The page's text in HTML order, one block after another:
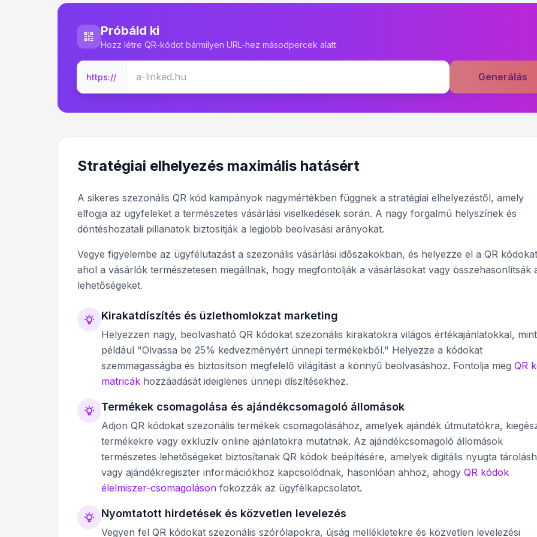
Próbáld ki
Hozz létre QR-kódot bármilyen URL-hez másodpercek alatt
https:// Generálás
Stratégiai elhelyezés maximális hatásért
A sikeres szezonális QR kód kampányok nagymértékben függnek a stratégiai elhelyezéstől, amely
elfogja az ügyfeleket a természetes vásárlási viselkedések során. A nagy forgalmú helyszínek és
döntéshozatali pillanatok biztosítják a legjobb beolvasási arányokat.
Vegye figyelembe az ügyfélutazást a szezonális vásárlási időszakokban, és helyezze el a QR
ahol a vásárlók természetesen megállnak, hogy megfontolják a vásárlásokat vagy összehasonlítsák
lehetőségeket.
Kirakatdíszítés és üzlethomlokzat marketing
Helyezzen nagy, beolvasható QR kódokat szezonális kirakatokra világos értékajánlatokkal, mint
például "Olvassa be 25% kedvezményért ünnepi termékekből." Helyezze a kódokat
szemmagasságba és biztosítson megfelelő világítást a könnyű beolvasáshoz. Fontolja meg QR
matricák hozzáadását ideiglenes ünnepi díszítésekhez.
Termékek csomagolása és ajándékcsomagoló állomások
Adjon QR kódokat szezonális termékek csomagolásához, amelyek ajándék útmutatókra,
termékekre vagy exkluzív online ajánlatokra mutatnak. Az ajándékcsomagoló állomások
természetes lehetőségeket biztosítanak QR kódok beépítésére, amelyek digitális nyugta
vagy ajándékregiszter információkhoz kapcsolódnak, hasonlóan ahhoz, ahogy QR kódok
élelmiszer-csomagoláson fokozzák az ügyfélkapcsolatot.
Nyomtatott hirdetések és közvetlen levelezés
Vegyen fel QR kódokat szezonális szórólapokra, újság mellékletekre és közvetlen levelezési